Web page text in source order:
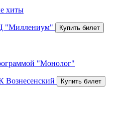
хиты
"Миллениум"
"Монолог"
Вознесенский